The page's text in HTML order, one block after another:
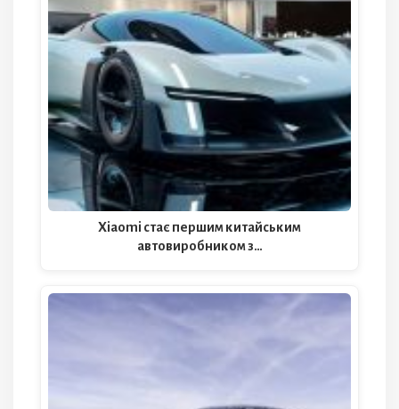
Xiaomi стає першим китайським
автовиробником з…